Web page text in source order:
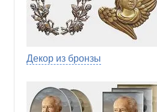
Декор из бронзы